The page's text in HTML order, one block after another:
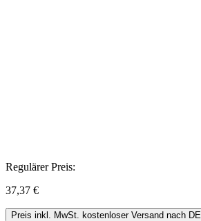
Regulärer Preis:
37,37 €
Preis inkl. MwSt. kostenloser Versand nach DE